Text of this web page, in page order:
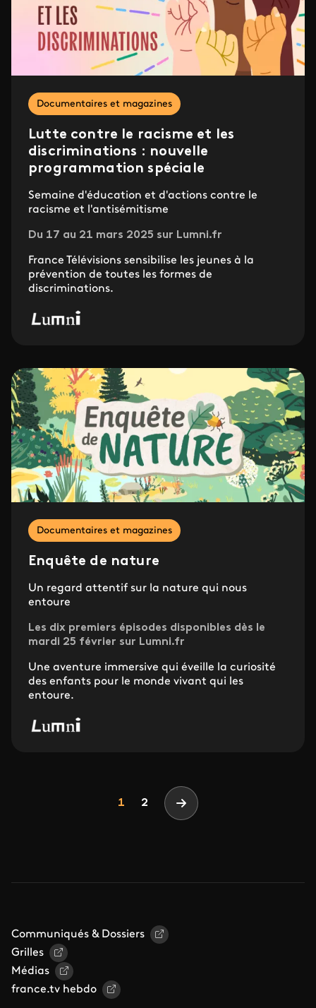
Documentaires et magazines
Lutte contre le racisme et les
discriminations : nouvelle
programmation spéciale
Semaine d'éducation et d'actions contre le
racisme et l'antisémitisme
Du 17 au 21 mars 2025 sur Lumni.fr
France Télévisions sensibilise les jeunes à la
prévention de toutes les formes de
discriminations.
Documentaires et magazines
Enquête de nature
Un regard attentif sur la nature qui nous
entoure
Les dix premiers épisodes disponibles dès le
mardi 25 février sur Lumni.fr
Une aventure immersive qui éveille la curiosité
des enfants pour le monde vivant qui les
entoure.
Page
1 Page
2 Page suivante
Communiqués & Dossiers
Grilles
Médias
france.tv hebdo